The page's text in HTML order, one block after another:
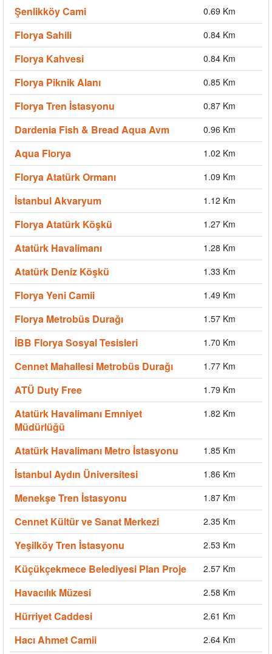
Şenlikköy Cami 0.69 Km
Florya Sahili 0.84 Km
Florya Kahvesi 0.84 Km
Florya Piknik Alanı 0.85 Km
Florya Tren İstasyonu 0.87 Km
Dardenia Fish & Bread Aqua Avm 0.96 Km
Aqua Florya 1.02 Km
Florya Atatürk Ormanı 1.09 Km
İstanbul Akvaryum 1.12 Km
Florya Atatürk Köşkü 1.27 Km
Atatürk Havalimanı 1.28 Km
Atatürk Deniz Köşkü 1.33 Km
Florya Yeni Camii 1.49 Km
Florya Metrobüs Durağı 1.57 Km
İBB Florya Sosyal Tesisleri 1.70 Km
Cennet Mahallesi Metrobüs Durağı 1.77 Km
ATÜ Duty Free 1.79 Km
Atatürk Havalimanı Emniyet
Müdürlüğü
1.82 Km
Atatürk Havalimanı Metro İstasyonu 1.85 Km
İstanbul Aydın Üniversitesi 1.86 Km
Menekşe Tren İstasyonu 1.87 Km
Cennet Kültür ve Sanat Merkezi 2.35 Km
Yeşilköy Tren İstasyonu 2.53 Km
Küçükçekmece Belediyesi Plan Proje 2.57 Km
Havacılık Müzesi 2.58 Km
Hürriyet Caddesi 2.61 Km
Hacı Ahmet Camii 2.64 Km